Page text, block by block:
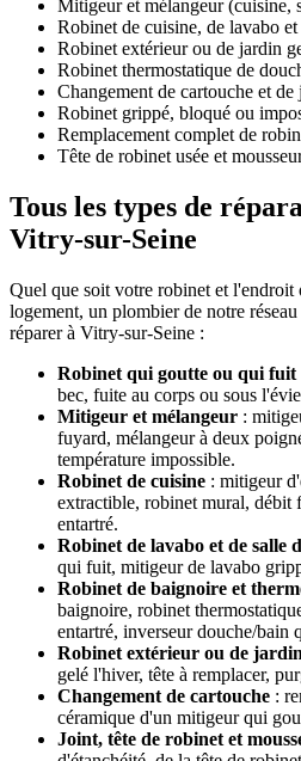
Mitigeur et mélangeur (cuisine,
Robinet de cuisine, de lavabo
Robinet extérieur ou de jardin
Robinet thermostatique de
Changement de cartouche et
Robinet grippé, bloqué ou
Remplacement complet de
Tête de robinet usée et
Tous les types de
Vitry-sur-Seine
Quel que soit votre robinet et l'endroit
logement, un plombier de notre
réparer à Vitry-sur-Seine :
Robinet qui goutte ou qui fuit
bec, fuite au corps ou sous
Mitigeur et mélangeur :
fuyard, mélangeur à deux
température impossible.
Robinet de cuisine : mitigeur
extractible, robinet mural, débit
entartré.
Robinet de lavabo et de salle
qui fuit, mitigeur de lavabo
Robinet de baignoire et
baignoire, robinet
entartré, inverseur douche/bain
Robinet extérieur ou de jardin
gelé l'hiver, tête à remplacer,
Changement de cartouche :
céramique d'un mitigeur qui
Joint, tête de robinet et